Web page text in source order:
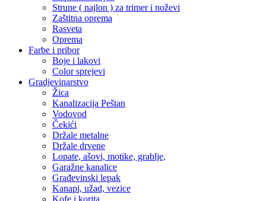
Strune ( najlon ) za trimer i noževi
Zaštitna oprema
Rasveta
Oprema
Farbe i pribor
Boje i lakovi
Color sprejevi
Gradjevinarstvo
Žica
Kanalizacija Peštan
Vodovod
Čekići
Držale metalne
Držale drvene
Lopate, ašovi, motike, grablje,
Garažne kanalice
Građevinski lepak
Kanapi, užad, vezice
Kofe i korita